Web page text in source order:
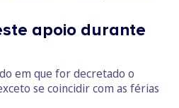
apoio durante
em que for decretado o
se coincidir com as férias